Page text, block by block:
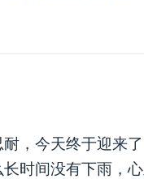
，今天终于迎来
时间没有下雨，